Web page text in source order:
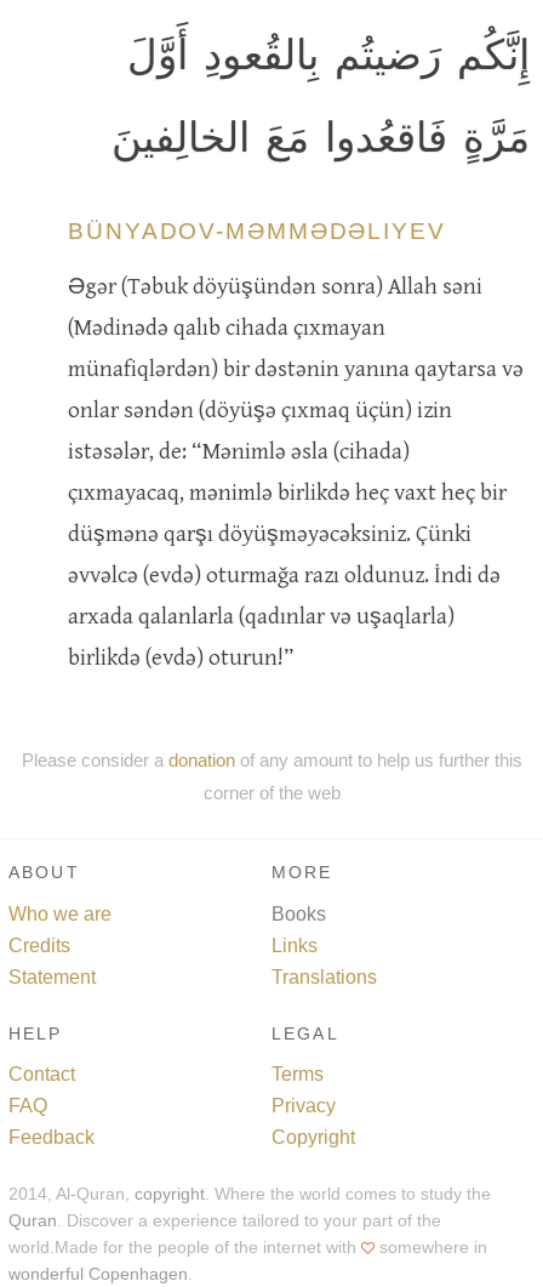
إِنَّكُم رَضيتُم بِالقُعودِ أَوَّلَ
مَرَّةٍ فَاقعُدوا مَعَ الخالِفينَ
BÜNYADOV-MƏMMƏDƏLIYEV
Əgər (Təbuk döyüşündən sonra) Allah səni
(Mədinədə qalıb cihada çıxmayan
münafiqlərdən) bir dəstənin yanına qaytarsa və
onlar səndən (döyüşə çıxmaq üçün) izin
istəsələr, de: “Mənimlə əsla (cihada)
çıxmayacaq, mənimlə birlikdə heç vaxt heç bir
düşmənə qarşı döyüşməyəcəksiniz. Çünki
əvvəlcə (evdə) oturmağa razı oldunuz. İndi də
arxada qalanlarla (qadınlar və uşaqlarla)
birlikdə (evdə) oturun!”
Please consider a donationof any amount to help us further this
corner of the web
ABOUT
Who we are
Credits
Statement
MORE
Books
Links
Translations
HELP
Contact
FAQ
Feedback
LEGAL
Terms
Privacy
Copyright
2014, Al-Quran, copyright . Where the world comes to study the
Quran . Discover a experience tailored to your part of the
world.Made for the people of the internet with
somewhere in
wonderful Copenhagen